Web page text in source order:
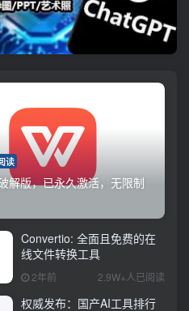
读
解版，已永久激活，无限制
Convertio: 全面且免费的在
线文件转换工具
2年前 2.9W+人已阅读
权威发布：国产AI工具排行